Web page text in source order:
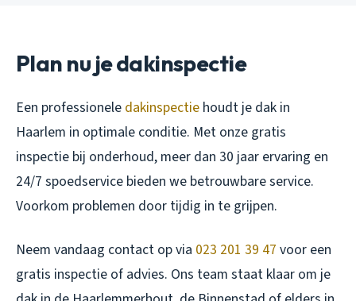
Plan nu je dakinspectie
Een professionele dakinspectie houdt je dak in
Haarlem in optimale conditie. Met onze gratis
inspectie bij onderhoud, meer dan 30 jaar ervaring en
24/7 spoedservice bieden we betrouwbare service.
Voorkom problemen door tijdig in te grijpen.
Neem vandaag contact op via 023 201 39 47 voor een
gratis inspectie of advies. Ons team staat klaar om je